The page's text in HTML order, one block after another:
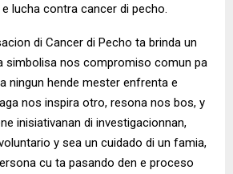
lucha contra cancer di pecho.
di Cancer di Pecho ta brinda un
simbolisa nos compromiso comun pa
ningun hende mester enfrenta e
nos inspira otro, resona nos bos, y
inisiativanan di investigacionnan,
y sea un cuidado di un famia,
cu ta pasando den e proceso